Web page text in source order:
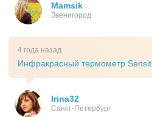
Mamsik
Звенигород
4 года назад
Инфракрасный термометр
Irina32
Санкт-Петербург